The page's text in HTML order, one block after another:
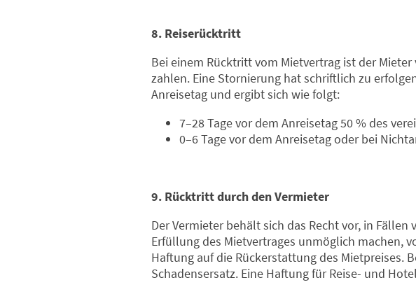
8. Reiserücktritt
Bei einem Rücktritt vom Mietvertrag ist der
zahlen. Eine Stornierung hat schriftlich zu
Anreisetag und ergibt sich wie folgt:
7–28 Tage vor dem Anreisetag 50 % des
0–6 Tage vor dem Anreisetag oder bei
9. Rücktritt durch den Vermieter
Der Vermieter behält sich das Recht vor, in
Erfüllung des Mietvertrages unmöglich machen,
Haftung auf die Rückerstattung des Mietpreises.
Schadensersatz. Eine Haftung für Reise- und